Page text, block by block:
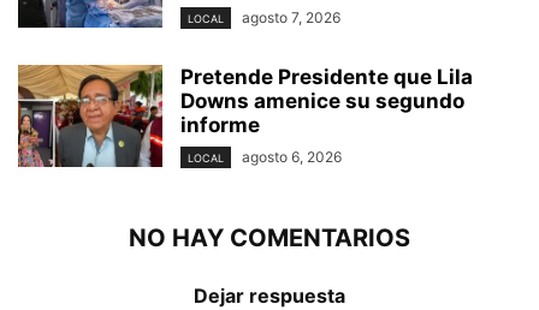
LOCAL agosto 7, 2026
Pretende Presidente que Lila
Downs amenice su segundo
informe
LOCAL agosto 6, 2026
NO HAY COMENTARIOS
Dejar respuesta